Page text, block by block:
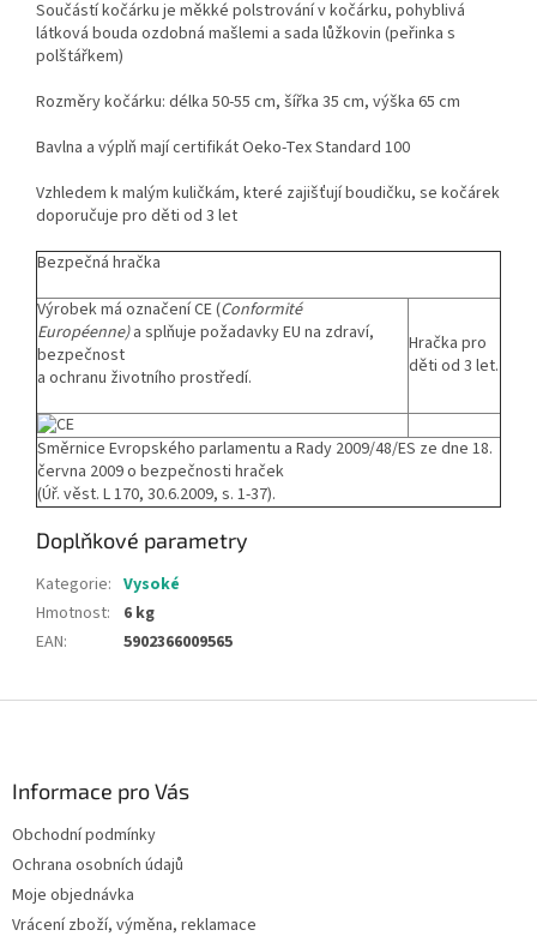
Součástí kočárku je měkké polstrování v kočárku, pohyblivá
látková bouda ozdobná mašlemi a sada lůžkovin (peřinka s
polštářkem)
Rozměry kočárku: délka 50-55 cm, šířka 35 cm, výška 65 cm
Bavlna a výplň mají certifikát Oeko-Tex Standard 100
Vzhledem k malým kuličkám, které zajišťují boudičku, se kočárek
doporučuje pro děti od 3 let
Bezpečná hračka
Výrobek má označení CE (Conformité
Européenne) a splňuje požadavky EU na zdraví,
bezpečnost
a ochranu životního prostředí.
Hračka pro
děti od 3 let.
Směrnice Evropského parlamentu a Rady 2009/48/ES ze dne 18.
června 2009 o bezpečnosti hraček
(Úř. věst. L 170, 30.6.2009, s. 1-37).
Doplňkové parametry
Kategorie: Vysoké
Hmotnost:
6 kg
EAN: 5902366009565
Informace pro Vás
Obchodní podmínky
Ochrana osobních údajů
Moje objednávka
Vrácení zboží, výměna, reklamace